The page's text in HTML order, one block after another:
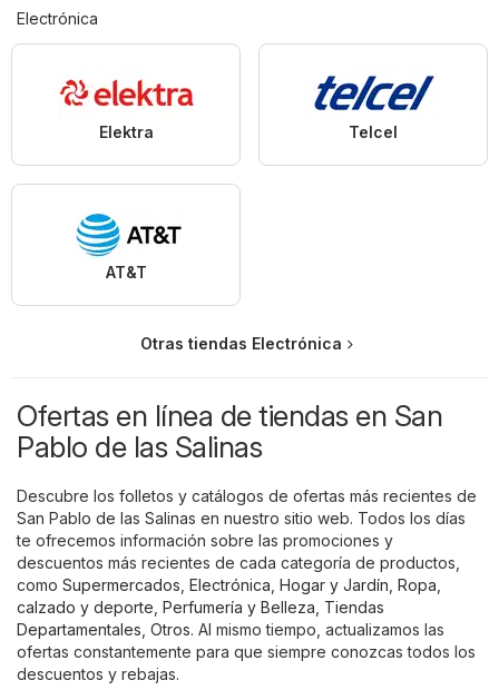
Electrónica
Elektra Telcel
AT&T
Otras tiendas Electrónica
Ofertas en línea de tiendas en San
Pablo de las Salinas
Descubre los folletos y catálogos de ofertas más recientes de
San Pablo de las Salinas en nuestro sitio web. Todos los días
te ofrecemos información sobre las promociones y
descuentos más recientes de cada categoría de productos,
como Supermercados Electrónica Hogar y Jardín Ropa,
calzado y deporte Perfumería y Belleza Tiendas
Departamentales Otros. Al mismo tiempo, actualizamos las
ofertas constantemente para que siempre conozcas todos los
descuentos y rebajas.